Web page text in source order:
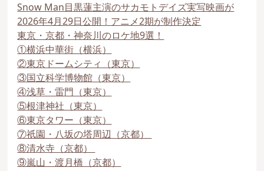
Snow Man目黒蓮主演のサカモトデイズ実写映画が
2026年4月29日公開！アニメ2期が制作決定
東京・京都・神奈川のロケ地9選！
①横浜中華街（横浜）
②東京ドームシティ（東京）
③国立科学博物館（東京）
④浅草・雷門（東京）
⑤根津神社（東京）
⑥東京タワー（東京）
⑦祇園・八坂の塔周辺（京都）
⑧清水寺（京都）
⑨嵐山・渡月橋（京都）